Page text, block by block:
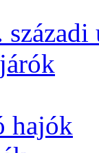
hajók